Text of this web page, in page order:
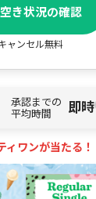
き状況の確認
ャンセル無料
承認までの
平均時間 即時
ィワンが当たる！